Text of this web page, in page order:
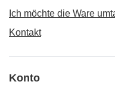
Ich möchte die Ware
Kontakt
Konto